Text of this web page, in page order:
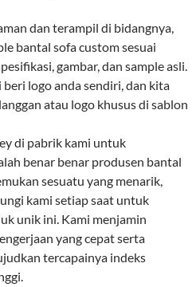
dan terampil di bidangnya,
bantal sofa custom sesuai
gambar, dan sample asli.
logo anda sendiri, dan kita
atau logo khusus di sablon
di pabrik kami untuk
benar benar produsen bantal
sesuatu yang menarik,
kami setiap saat untuk
unik ini. Kami menjamin
yang cepat serta
tercapainya indeks